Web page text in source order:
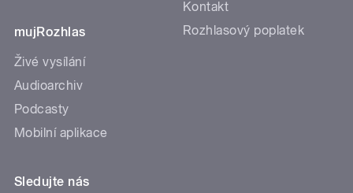
mujRozhlas
Živé vysílání
Audioarchiv
Podcasty
Mobilní aplikace
Kontakt
Rozhlasový poplatek
Sledujte nás